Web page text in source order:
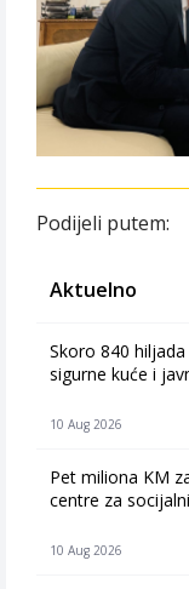
Podijeli putem:
Aktuelno
Skoro 840
sigurne kuće i
10 Aug 2026
Pet miliona KM
centre za
10 Aug 2026